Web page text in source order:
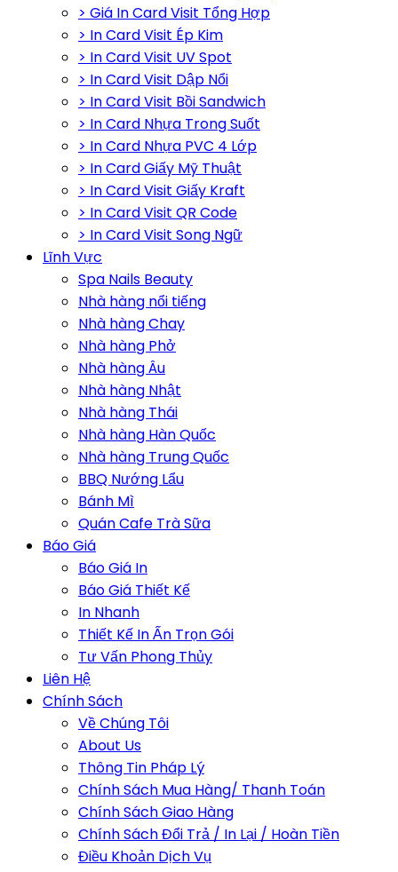
> Giá In Card Visit Tổng Hợp
> In Card Visit Ép Kim
> In Card Visit UV Spot
> In Card Visit Dập Nổi
> In Card Visit Bồi Sandwich
> In Card Nhựa Trong Suốt
> In Card Nhựa PVC 4 Lớp
> In Card Giấy Mỹ Thuật
> In Card Visit Giấy Kraft
> In Card Visit QR Code
> In Card Visit Song Ngữ
Lĩnh Vực
Spa Nails Beauty
Nhà hàng nổi tiếng
Nhà hàng Chay
Nhà hàng Phở
Nhà hàng Âu
Nhà hàng Nhật
Nhà hàng Thái
Nhà hàng Hàn Quốc
Nhà hàng Trung Quốc
BBQ Nướng Lẩu
Bánh Mì
Quán Cafe Trà Sữa
Báo Giá
Báo Giá In
Báo Giá Thiết Kế
In Nhanh
Thiết Kế In Ấn Trọn Gói
Tư Vấn Phong Thủy
Liên Hệ
Chính Sách
Về Chúng Tôi
About Us
Thông Tin Pháp Lý
Chính Sách Mua Hàng/ Thanh Toán
Chính Sách Giao Hàng
Chính Sách Đổi Trả / In Lại / Hoàn Tiền
Điều Khoản Dịch Vụ